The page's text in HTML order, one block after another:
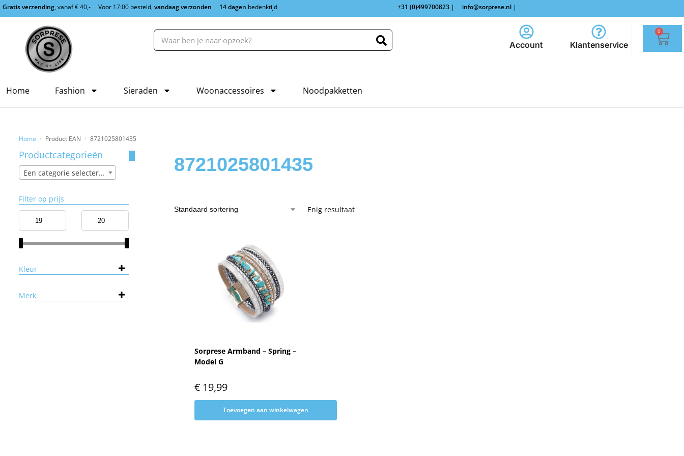
Gratis verzending, vanaf € 40,- Voor 17:00 besteld,vandaag verzonden 14 dagen bedenktijd +31 (0)499700823 | info@sorprese.nl |
Account Klantenservice
0
Home Fashion Sieraden Woonaccessoires Noodpakketten
Home / Product EAN / 8721025801435
8721025801435
Enig resultaat
Sorprese Armband – Spring –
Model G
€19,99
Toevoegen aan winkelwagen
Productcategorieën
Een categorie selecteren
Filter op prijs
Kleur
Merk